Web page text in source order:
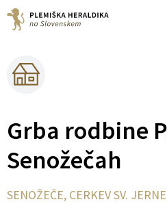
Grba rodbine
Senožečah
SENOŽEČE, CERKEV SV.